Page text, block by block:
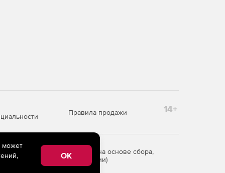
Правила продажи 14+
информации на основе сбора,
Российской Федерации)
может
OK